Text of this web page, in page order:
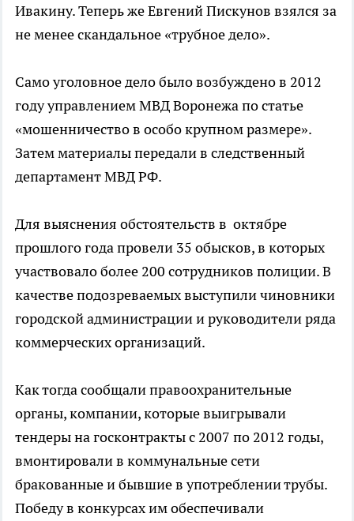
Ивакину. Теперь же Евгений Пискунов взялся за
не менее скандальное «трубное дело».
Само уголовное дело было возбуждено в 2012
году управлением МВД Воронежа по статье
«мошенничество в особо крупном размере».
Затем материалы передали в следственный
департамент МВД РФ.
Для выяснения обстоятельств в октябре
прошлого года провели 35 обысков, в которых
участвовало более 200 сотрудников полиции. В
качестве подозреваемых выступили чиновники
городской администрации и руководители ряда
коммерческих организаций.
Как тогда сообщали правоохранительные
органы, компании, которые выигрывали
тендеры на госконтракты с 2007 по 2012 годы,
вмонтировали в коммунальные сети
бракованные и бывшие в употреблении трубы.
Победу в конкурсах им обеспечивали